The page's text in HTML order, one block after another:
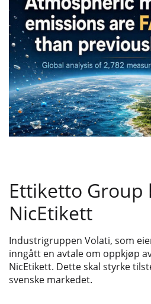
Ettiketto Group
NicEtikett
Industrigruppen Volati, som
inngått en avtale om oppkjøp
NicEtikett. Dette skal styrke
svenske markedet.